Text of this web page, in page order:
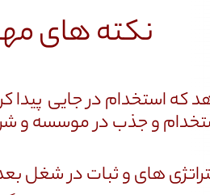
نکته های
که استخدام در جایی
و جذب در موسسه و
های و ثبات در شغل بعد